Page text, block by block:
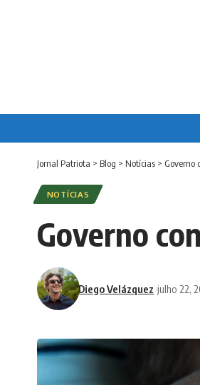
Jornal Patriota > Blog > Notícias > Governo
NOTÍCIAS
Governo
Diego Velázquez julho 22,